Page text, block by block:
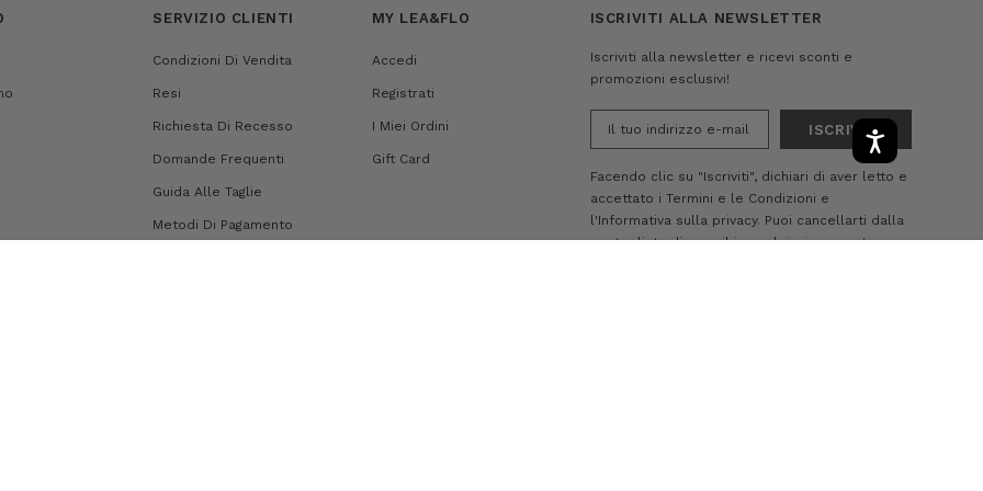
SERVIZIO CLIENTI
Condizioni Di Vendita
Resi
Richiesta Di Recesso
Domande Frequenti
Guida Alle Taglie
Metodi Di Pagamento
MY LEA&FLO
Accedi
Registrati
I Miei Ordini
Gift Card
ISCRIVITI ALLA NEWSLETTER
Iscriviti alla newsletter e ricevi sconti e
promozioni esclusivi!
Facendo clic su "Iscriviti", dichiari di aver letto e
accettato i Termini e le Condizioni e
l'Informativa sulla privacy. Puoi cancellarti dalla
nostra lista di e-mail in qualsiasi momento